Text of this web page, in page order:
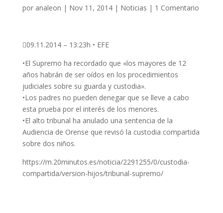
por analeon | Nov 11, 2014| Noticias | 1 Comentario
09.11.2014 – 13:23h • EFE
•El Supremo ha recordado que «los mayores de 12
años habrán de ser oídos en los procedimientos
judiciales sobre su guarda y custodia».
•Los padres no pueden denegar que se lleve a cabo
esta prueba por el interés de los menores.
•El alto tribunal ha anulado una sentencia de la
Audiencia de Orense que revisó la custodia compartida
sobre dos niños.
https://m.20minutos.es/noticia/2291255/0/custodia-
compartida/version-hijos/tribunal-supremo/